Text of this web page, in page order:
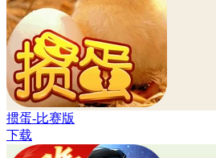
掼蛋-比赛版
下载